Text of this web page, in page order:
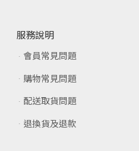
服務說明
會員常見問題
購物常見問題
配送取貨問題
退換貨及退款